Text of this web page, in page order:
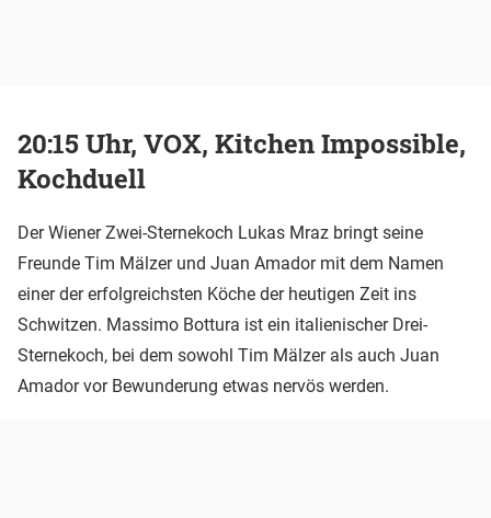
20:15 Uhr, VOX, Kitchen Impossible,
Kochduell
Der Wiener Zwei-Sternekoch Lukas Mraz bringt seine
Freunde Tim Mälzer und Juan Amador mit dem Namen
einer der erfolgreichsten Köche der heutigen Zeit ins
Schwitzen. Massimo Bottura ist ein italienischer Drei-
Sternekoch, bei dem sowohl Tim Mälzer als auch Juan
Amador vor Bewunderung etwas nervös werden.